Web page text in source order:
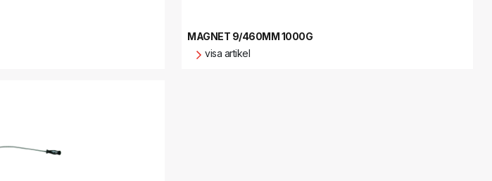
MAGNET 9/460MM 1000G
visa artikel